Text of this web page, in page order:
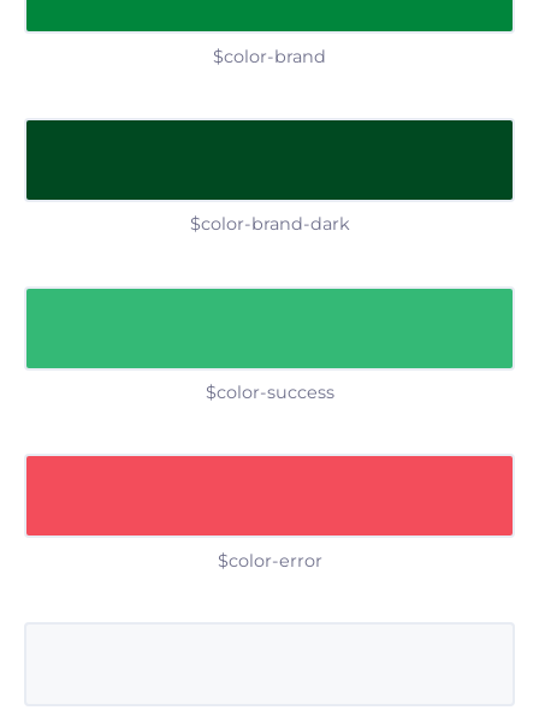
$color-brand
$color-brand-dark
$color-success
$color-error